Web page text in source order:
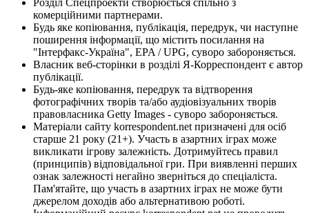
комерційними партнерами.
Будь яке копіювання, публікація, передрук, чи наступне
поширення інформації, що містить посилання на
"Інтерфакс-Україна", EPA / UPG, суворо забороняється.
Власник веб-сторінки в розділі Я-Корреспондент є автор
публікації.
Будь-яке копіювання, передрук та відтворення
фотографічних творів та/або аудіовізуальних творів
правовласника Getty Images - суворо забороняється.
Матеріали сайту korrespondent.net призначені для осіб
старше 21 року (21+). Участь в азартних іграх може
викликати ігрову залежність. Дотримуйтесь правил
(принципів) відповідальної гри. При виявленні перших
ознак залежності негайно зверніться до спеціаліста.
Пам'ятайте, що участь в азартних іграх не може бути
джерелом доходів або альтернативою роботі.